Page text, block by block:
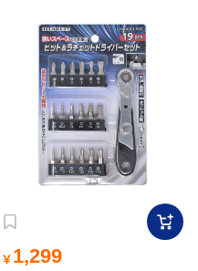
￥ 1,299